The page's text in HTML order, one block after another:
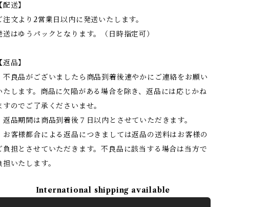
【配送】
注文より2営業日以内に発送いたします。
送はゆうパックとなります。（日時指定可）
【返品】
不良品がございましたら商品到着後速やかにご連絡をお願い
たします。商品に欠陥がある場合を除き、返品には応じかね
すのでご了承くださいませ。
返品期間は商品到着後７日以内とさせていただきます。
お客様都合による返品につきましては返品の送料はお客様の
負担とさせていただきます。不良品に該当する場合は当方で
担いたします。
International shipping available